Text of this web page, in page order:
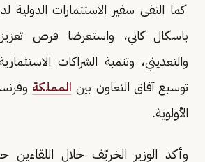
كما التقى سفير الاستثمارات الدولية
باسكال كاني، واستعرضا فرص تعزيز
والتعديني، وتنمية الشراكات
توسيع آفاق التعاون بين المملكة
الأولوية.
وأكد الوزير الخريّف خلال